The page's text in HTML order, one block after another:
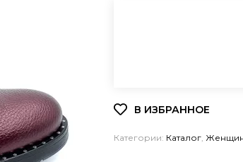
Категории: Каталог